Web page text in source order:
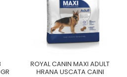
ROYAL CANIN MAXI ADULT
HRANA USCATA CAINI